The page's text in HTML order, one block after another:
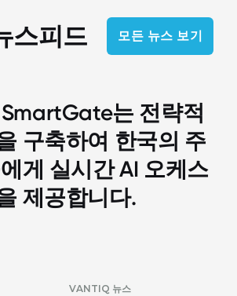
스피드 모든 뉴스 보기
는 전략적
구축하여 한국의 주
게 실시간 AI 오케스
제공합니다.
VANTIQ 뉴스